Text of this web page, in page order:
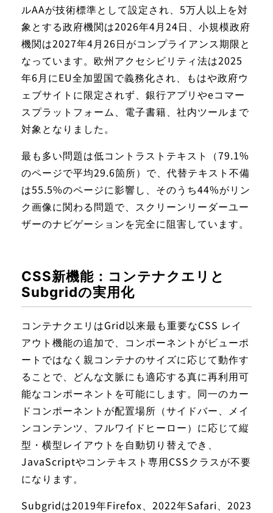
ルAAが技術標準として設定され、5万人以上を対
象とする政府機関は2026年4月24日、小規模政府
機関は2027年4月26日がコンプライアンス期限と
なっています。欧州アクセシビリティ法は2025
年6月にEU全加盟国で義務化され、もはや政府ウ
ェブサイトに限定されず、銀行アプリやeコマー
スプラットフォーム、電子書籍、社内ツールまで
対象となりました。
最も多い問題は低コントラストテキスト（79.1%
のページで平均29.6箇所）で、代替テキスト不備
は55.5%のページに影響し、そのうち44%がリン
ク画像に関わる問題で、スクリーンリーダーユー
ザーのナビゲーションを完全に阻害しています。
CSS新機能：コンテナクエリと
Subgridの実用化
コンテナクエリはGrid以来最も重要なCSS レイ
アウト機能の追加で、コンポーネントがビューポ
ートではなく親コンテナのサイズに応じて動作す
ることで、どんな文脈にも適応する真に再利用可
能なコンポーネントを可能にします。同一のカー
ドコンポーネントが配置場所（サイドバー、メイ
ンコンテンツ、フルワイドヒーロー）に応じて縦
型・横型レイアウトを自動切り替えでき、
JavaScriptやコンテキスト専用CSSクラスが不要
になります。
Subgridは2019年Firefox、2022年Safari、2023